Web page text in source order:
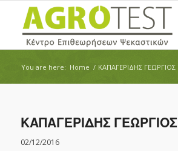
You are here: Home / ΚΑΠΑΓΕΡΙΔΗΣ ΓΕΩΡΓΙΟΣ
ΚΑΠΑΓΕΡΙΔΗΣ ΓΕΩΡΓΙΟΣ
02/12/2016